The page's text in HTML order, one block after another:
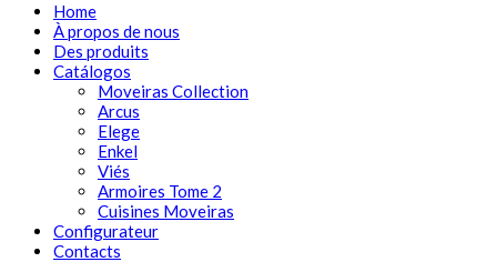
Home
À propos de nous
Des produits
Catálogos
Moveiras Collection
Arcus
Elege
Enkel
Viés
Armoires Tome 2
Cuisines Moveiras
Configurateur
Contacts